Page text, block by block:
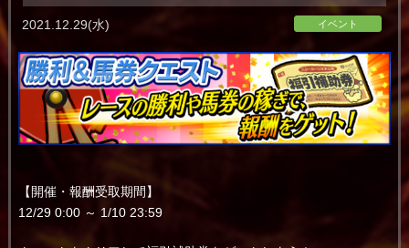
イベント
2021.12.29(水)
【開催・報酬受取期間】
12/29 0:00 ～ 1/10 23:59